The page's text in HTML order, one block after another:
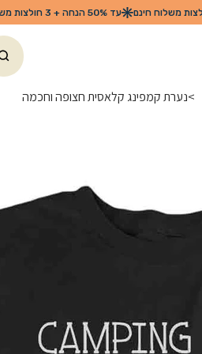
>נערת קמפינג קלאסית חצופה וחכמה